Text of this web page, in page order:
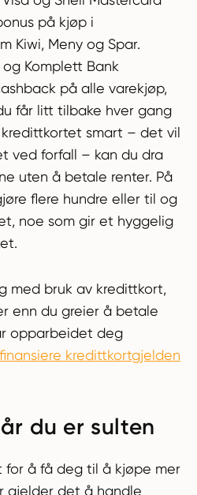
på kjøp i
Kiwi, Meny og Spar.
Komplett Bank
på alle varekjøp,
får litt tilbake hver gang
smart – det vil
ved forfall – kan du dra
uten å betale renter. På
flere hundre eller til og
noe som gir et hyggelig
med bruk av kredittkort,
enn du greier å betale
opparbeidet deg
kredittkortgjelden
du er sulten
for å få deg til å kjøpe mer
gjelder det å handle